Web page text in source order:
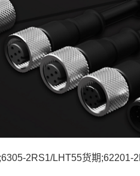
2RS1/LHT55货期;62201-